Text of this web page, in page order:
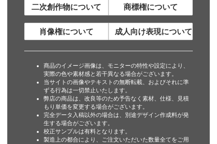
二次創作物について 商標権について
肖像権について 成人向け表現について
商品のイメージ画像は、モニターの特性や設定により、
実際の色や素材感と若干異なる場合がございます。
当サイトの画像やテキストの無断転載、およびそれに準
ずる行為は一切禁止いたします。
弊店の商品は、改良等のため予告なく素材、仕様、見積
もり単価を変更する場合がございます。
完全データ入稿以外の場合は、別途デザイン作成料が発
生する場合がございます。
校正サンプルは有料となります。
製造上の都合により、ご注文いただいた数量全てをご用